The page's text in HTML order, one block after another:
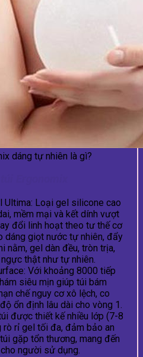
dáng tự nhiên là gì?
Ultima: Loại gel silicone cao
mềm mại và kết dính vượt
đổi linh hoạt theo tư thế cơ
dáng giọt nước tự nhiên, đẩy
nằm, gel dàn đều, tròn trịa,
thật như tự nhiên.
Với khoảng 8000 tiếp
siêu mịn giúp túi bám
chế nguy cơ xô lệch, co
ổn định lâu dài cho vòng 1.
được thiết kế nhiều lớp (7-8
rò rỉ gel tối đa, đảm bảo an
gặp tổn thương, mang đến
người sử dụng.